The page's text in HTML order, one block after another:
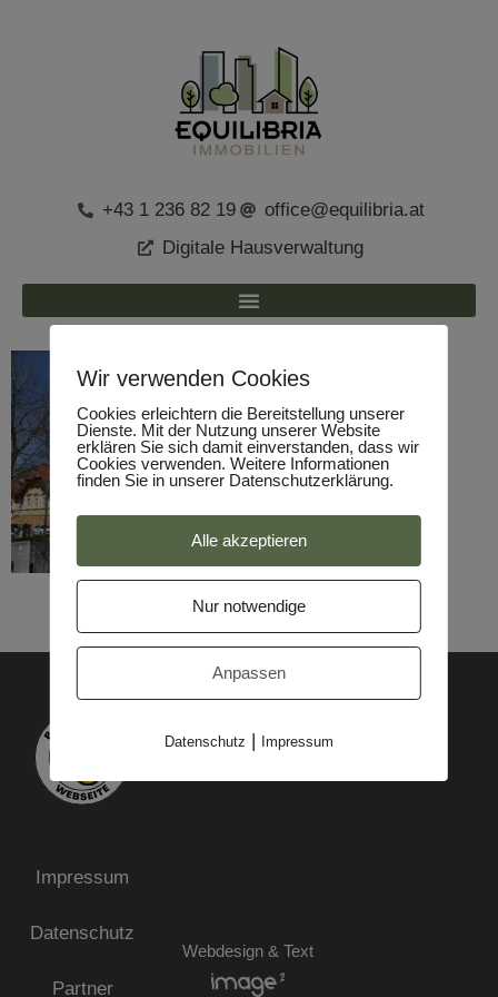
+43 1 236 82 19
office@equilibria.at
Digitale Hausverwaltung
Impressum
Datenschutz
Partner
Webdesign & Text
Wir verwenden Cookies
Cookies erleichtern die Bereitstellung unserer
Dienste. Mit der Nutzung unserer Website
erklären Sie sich damit einverstanden, dass wir
Cookies verwenden. Weitere Informationen
finden Sie in unserer Datenschutzerklärung.
Alle akzeptieren
Nur notwendige
Anpassen
Datenschutz | Impressum